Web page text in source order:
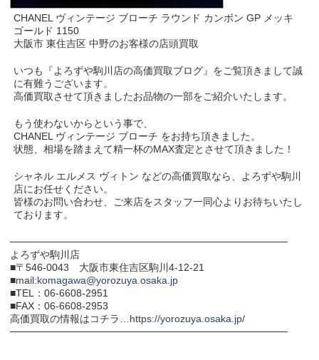
CHANEL ヴィンテージ ブローチ ラウンド カンボン GP メッキ
ゴールド 1150
大阪市 東住吉区 中野のお客様の店頭買取
いつも『よろずや駒川店の高価買取ブログ』をご覧頂きまして誠
に有難うございます。
高価買取させて頂きましたお品物の一部をご紹介いたします。
もう使わないからという事で、
CHANEL ヴィンテージ ブローチ をお持ち頂きました。
状態、相場を踏まえて精一杯のMAX査定とさせて頂きました！
シャネル エルメス ヴィトン などの高価買取なら、よろずや駒川
店にお任せください。
皆様のお問い合わせ、ご来店をスタッフ一同心よりお待ちいたし
ております。
───────────────────────────────────────
よろずや駒川店
■〒546-0043 大阪市東住吉区駒川4-12-21
■mail:komagawa@yorozuya.osaka.jp
■TEL：06-6608-2951
■FAX：06-6608-2953
高価買取の情報はコチラ… https://yorozuya.osaka.jp/
───────────────────────────────────────